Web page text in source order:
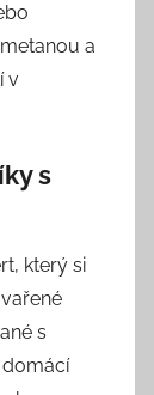
a
v
s
který si
s